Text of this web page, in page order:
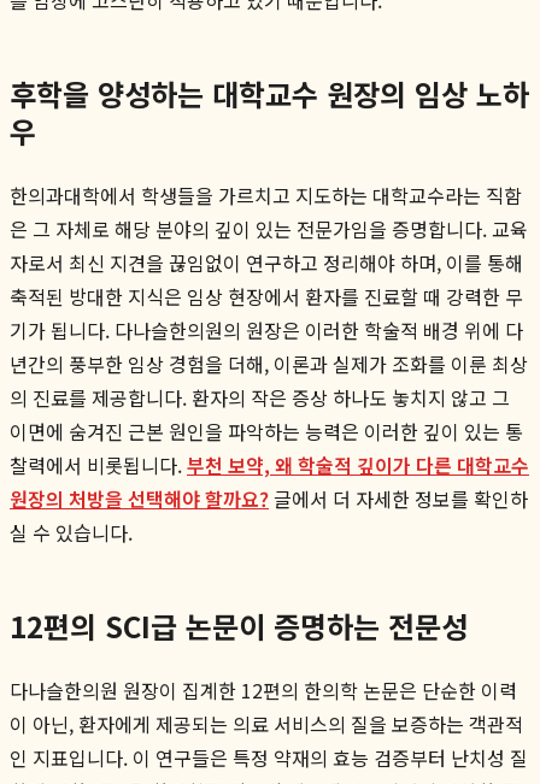
후학을 양성하는 대학교수 원장의 임상 노하
우
한의과대학에서 학생들을 가르치고 지도하는 대학교수라는 직함
은 그 자체로 해당 분야의 깊이 있는 전문가임을 증명합니다. 교육
자로서 최신 지견을 끊임없이 연구하고 정리해야 하며, 이를 통해
축적된 방대한 지식은 임상 현장에서 환자를 진료할 때 강력한 무
기가 됩니다. 다나슬한의원의 원장은 이러한 학술적 배경 위에 다
년간의 풍부한 임상 경험을 더해, 이론과 실제가 조화를 이룬 최상
의 진료를 제공합니다. 환자의 작은 증상 하나도 놓치지 않고 그
이면에 숨겨진 근본 원인을 파악하는 능력은 이러한 깊이 있는 통
찰력에서 비롯됩니다.부천 보약, 왜 학술적 깊이가 다른 대학교수
원장의 처방을 선택해야 할까요?글에서 더 자세한 정보를 확인하
실 수 있습니다.
12편의 SCI급 논문이 증명하는 전문성
다나슬한의원 원장이 집계한 12편의 한의학 논문은 단순한 이력
이 아닌, 환자에게 제공되는 의료 서비스의 질을 보증하는 객관적
인 지표입니다. 이 연구들은 특정 약재의 효능 검증부터 난치성 질